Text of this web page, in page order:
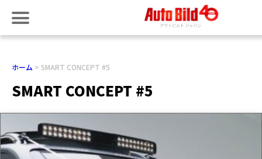
ホーム SMART CONCEPT #5
SMART CONCEPT #5